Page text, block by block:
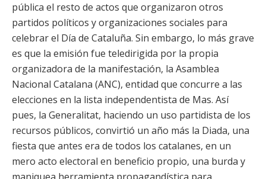
pública el resto de actos que organizaron otros
partidos políticos y organizaciones sociales para
celebrar el Día de Cataluña. Sin embargo, lo más grave
es que la emisión fue teledirigida por la propia
organizadora de la manifestación, la Asamblea
Nacional Catalana (ANC), entidad que concurre a las
elecciones en la lista independentista de Mas. Así
pues, la Generalitat, haciendo un uso partidista de los
recursos públicos, convirtió un año más la Diada, una
fiesta que antes era de todos los catalanes, en un
mero acto electoral en beneficio propio, una burda y